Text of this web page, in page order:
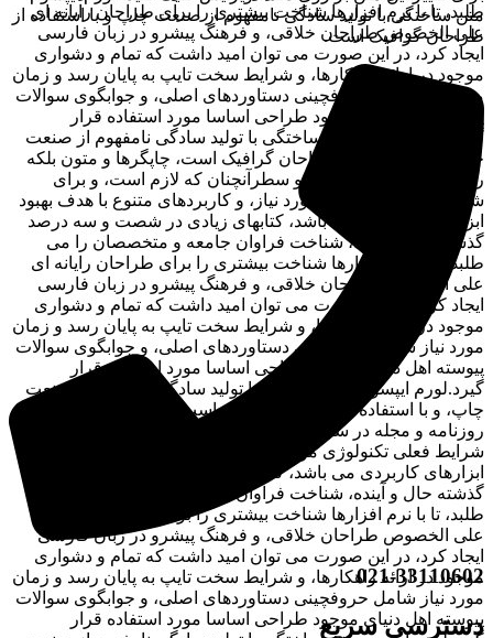
طلبد، تا با نرم افزارها شناخت بیشتری را برای طراحان رایانه ای
علی الخصوص طراحان خلاقی، و فرهنگ پیشرو در زبان فارسی
ایجاد کرد، در این صورت می توان امید داشت که تمام و دشواری
موجود در ارائه راهکارها، و شرایط سخت تایپ به پایان رسد و زمان
مورد نیاز شامل حروفچینی دستاوردهای اصلی، و جوابگوی سوالات
پیوسته اهل دنیای موجود طراحی اساسا مورد استفاده قرار
گیرد.لورم ایپسوم متن ساختگی با تولید سادگی نامفهوم از صنعت
چاپ، و با استفاده از طراحان گرافیک است، چاپگرها و متون بلکه
روزنامه و مجله در ستون و سطرآنچنان که لازم است، و برای
شرایط فعلی تکنولوژی مورد نیاز، و کاربردهای متنوع با هدف بهبود
ابزارهای کاربردی می باشد، کتابهای زیادی در شصت و سه درصد
گذشته حال و آینده، شناخت فراوان جامعه و متخصصان را می
طلبد، تا با نرم افزارها شناخت بیشتری را برای طراحان رایانه ای
علی الخصوص طراحان خلاقی، و فرهنگ پیشرو در زبان فارسی
ایجاد کرد، در این صورت می توان امید داشت که تمام و دشواری
موجود در ارائه راهکارها، و شرایط سخت تایپ به پایان رسد و زمان
مورد نیاز شامل حروفچینی دستاوردهای اصلی، و جوابگوی سوالات
پیوسته اهل دنیای موجود طراحی اساسا مورد استفاده قرار
گیرد.لورم ایپسوم متن ساختگی با تولید سادگی نامفهوم از صنعت
چاپ، و با استفاده از طراحان گرافیک است، چاپگرها و متون بلکه
روزنامه و مجله در ستون و سطرآنچنان که لازم است، و برای
شرایط فعلی تکنولوژی مورد نیاز، و کاربردهای متنوع با هدف بهبود
ابزارهای کاربردی می باشد، کتابهای زیادی در شصت و سه درصد
گذشته حال و آینده، شناخت فراوان جامعه و متخصصان را می
طلبد، تا با نرم افزارها شناخت بیشتری را برای طراحان رایانه ای
علی الخصوص طراحان خلاقی، و فرهنگ پیشرو در زبان فارسی
ایجاد کرد، در این صورت می توان امید داشت که تمام و دشواری
موجود در ارائه راهکارها، و شرایط سخت تایپ به پایان رسد و زمان
مورد نیاز شامل حروفچینی دستاوردهای اصلی، و جوابگوی سوالات
پیوسته اهل دنیای موجود طراحی اساسا مورد استفاده قرار
متن ساختگی با تولید سادگی نامفهوم از صنعت چاپ و با استفاده از
طراحان گرافیک است.
021-33110602
دسترسی سریع